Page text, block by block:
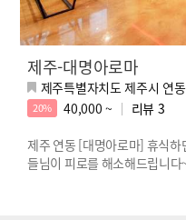
제주-대명아로마
제주특별자치도 제주시 연
20% 40,000 ~ 리뷰 3
제주 연동 [대명아로마] 휴식
들님이 피로를 해소해드립니다